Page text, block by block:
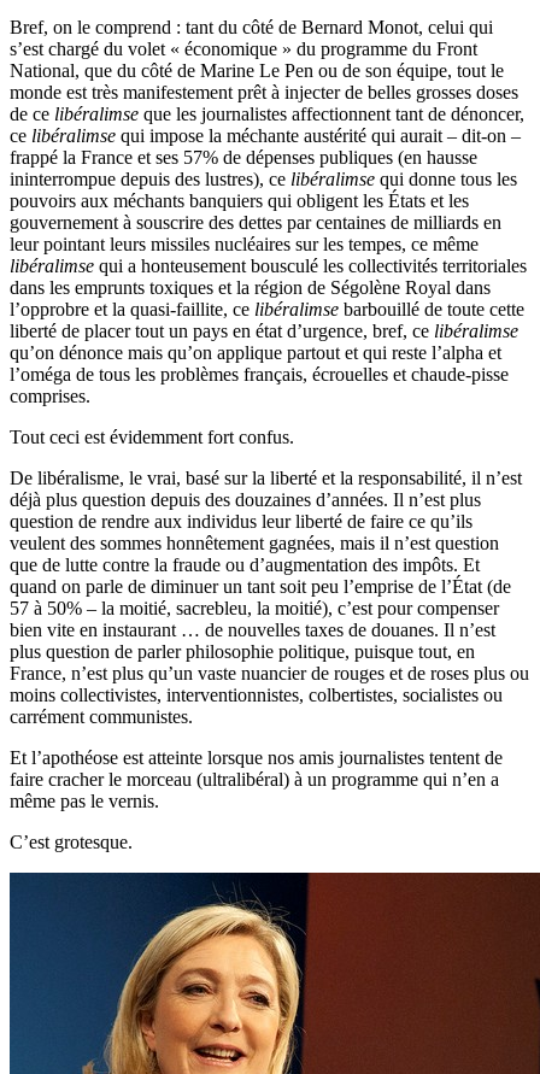
Bref, on le comprend : tant du côté de Bernard Monot, celui qui
s’est chargé du volet « économique » du programme du Front
National, que du côté de Marine Le Pen ou de son équipe, tout le
monde est très manifestement prêt à injecter de belles grosses doses
de ce libéralimse que les journalistes affectionnent tant de dénoncer,
ce libéralimse qui impose la méchante austérité qui aurait – dit-on –
frappé la France et ses 57% de dépenses publiques (en hausse
ininterrompue depuis des lustres), ce libéralimse qui donne tous les
pouvoirs aux méchants banquiers qui obligent les États et les
gouvernement à souscrire des dettes par centaines de milliards en
leur pointant leurs missiles nucléaires sur les tempes, ce même
libéralimse qui a honteusement bousculé les collectivités territoriales
dans les emprunts toxiques et la région de Ségolène Royal dans
l’opprobre et la quasi-faillite, ce libéralimse barbouillé de toute cette
liberté de placer tout un pays en état d’urgence, bref, ce libéralimse
qu’on dénonce mais qu’on applique partout et qui reste l’alpha et
l’oméga de tous les problèmes français, écrouelles et chaude-pisse
comprises.
Tout ceci est évidemment fort confus.
De libéralisme, le vrai, basé sur la liberté et la responsabilité, il n’est
déjà plus question depuis des douzaines d’années. Il n’est plus
question de rendre aux individus leur liberté de faire ce qu’ils
veulent des sommes honnêtement gagnées, mais il n’est question
que de lutte contre la fraude ou d’augmentation des impôts. Et
quand on parle de diminuer un tant soit peu l’emprise de l’État (de
57 à 50% – la moitié, sacrebleu, la moitié), c’est pour compenser
bien vite en instaurant … de nouvelles taxes de douanes. Il n’est
plus question de parler philosophie politique, puisque tout, en
France, n’est plus qu’un vaste nuancier de rouges et de roses plus ou
moins collectivistes, interventionnistes, colbertistes, socialistes ou
carrément communistes.
Et l’apothéose est atteinte lorsque nos amis journalistes tentent de
faire cracher le morceau (ultralibéral) à un programme qui n’en a
même pas le vernis.
C’est grotesque.